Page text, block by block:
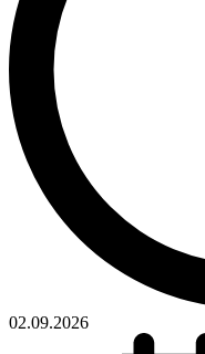
02.09.2026